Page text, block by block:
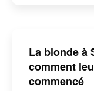
La blonde à
comment
commencé